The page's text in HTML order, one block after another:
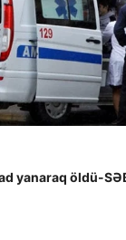
yanaraq öldü-